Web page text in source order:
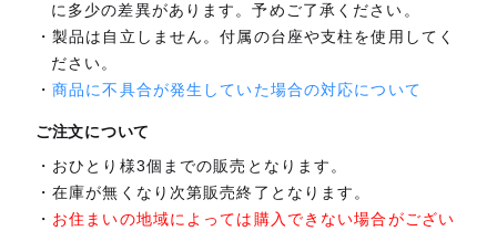
に多少の差異があります。予めご了承ください。
製品は自立しません。付属の台座や支柱を使用してく
ださい。
商品に不具合が発生していた場合の対応について
ご注文について
おひとり様3個までの販売となります。
在庫が無くなり次第販売終了となります。
お住まいの地域によっては購入できない場合がござい